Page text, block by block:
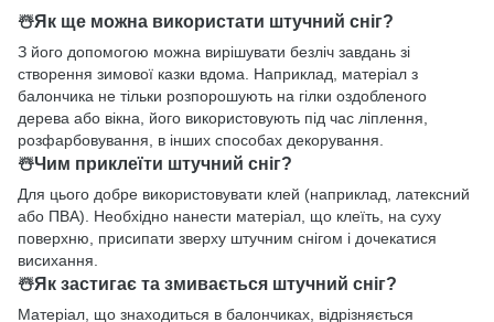
☃️Як ще можна використати штучний сніг?
З його допомогою можна вирішувати безліч завдань зі
створення зимової казки вдома. Наприклад, матеріал з
балончика не тільки розпорошують на гілки оздобленого
дерева або вікна, його використовують під час ліплення,
розфарбовування, в інших способах декорування.
☃️Чим приклеїти штучний сніг?
Для цього добре використовувати клей (наприклад, латексний
або ПВА). Необхідно нанести матеріал, що клеїть, на суху
поверхню, присипати зверху штучним снігом і дочекатися
висихання.
☃️Як застигає та змивається штучний сніг?
Матеріал, що знаходиться в балончиках, відрізняється